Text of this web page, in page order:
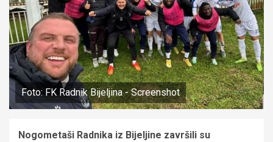
Foto: FK Radnik Bijeljina - Screenshot
Nogometaši Radnika iz Bijeljine završili su